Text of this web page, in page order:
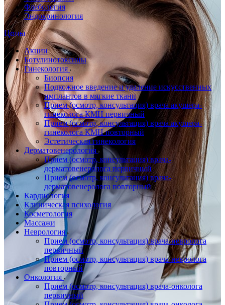
Флебология
Эндокринология
Цены
Акции
Ботулинотоксины
Гинекология
Биопсия
Подкожное введение и удаление искусственных
имплантов в мягкие ткани
Прием (осмотр, консультация) врача акушера-
гинеколога КМН первичный
Прием (осмотр, консультация) врача акушера-
гинеколога КМН повторный
Эстетическая гинекология
Дерматовенерология
Прием (осмотр, консультация) врача-
дерматовенеролога первичный
Прием (осмотр, консультация) врача-
дерматовенеролога повторный
Кардиология
Клиническая психология
Косметология
Массажи
Неврология
Прием (осмотр, консультация) врача-невролога
первичный
Прием (осмотр, консультация) врача-невролога
повторный
Онкология
Прием (осмотр, консультация) врача-онколога
первичный